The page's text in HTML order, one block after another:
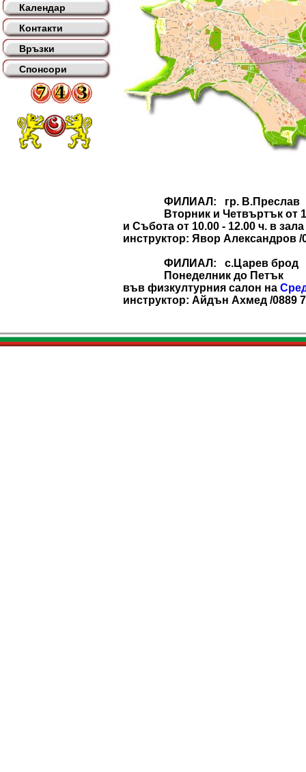
Календар
Контакти
Връзки
Спонсори
ФИЛИАЛ: гр. В.Преслав
Вторник и Четвъртък от
и Събота от 10.00 - 12.00 ч. в
инструктор: Явор Александров /
ФИЛИАЛ: с.Царев брод
Понеделник до Петък
във физкултурния салон на
инструктор: Айдън Ахмед /0889